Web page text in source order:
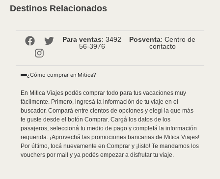
Destinos Relacionados
Para ventas: 3492
56-3976
Posventa: Centro de
contacto
¿Cómo comprar en Mitica?
En Mitica Viajes podés comprar todo para tus vacaciones muy
fácilmente. Primero, ingresá la información de tu viaje en el
buscador. Compará entre cientos de opciones y elegí la que más
te guste desde el botón Comprar. Cargá los datos de los
pasajeros, seleccioná tu medio de pago y completá la información
requerida. ¡Aprovechá las promociones bancarias de Mitica Viajes!
Por último, tocá nuevamente en Comprar y ¡listo! Te mandamos los
vouchers por mail y ya podés empezar a disfrutar tu viaje.